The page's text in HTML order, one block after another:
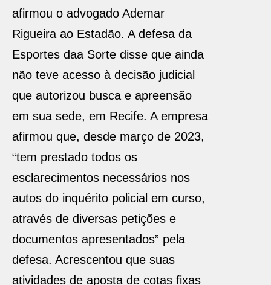
afirmou o advogado Ademar
Rigueira ao Estadão. A defesa da
Esportes daa Sorte disse que ainda
não teve acesso à decisão judicial
que autorizou busca e apreensão
em sua sede, em Recife. A empresa
afirmou que, desde março de 2023,
“tem prestado todos os
esclarecimentos necessários nos
autos do inquérito policial em curso,
através de diversas petições e
documentos apresentados” pela
defesa. Acrescentou que suas
atividades de aposta de cotas fixas